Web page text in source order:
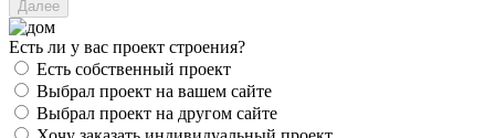
Есть ли у вас проект строения?
Есть собственный проект
Выбрал проект на вашем сайте
Выбрал проект на другом сайте